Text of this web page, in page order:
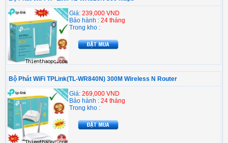
Giá: 239,000 VND
Bảo hành : 24 tháng
Trong kho :
Bộ Phát WiFi TPLink(TL-WR840N) 300M Wireless N Router
Giá: 269,000 VND
Bảo hành : 24 tháng
Trong kho :